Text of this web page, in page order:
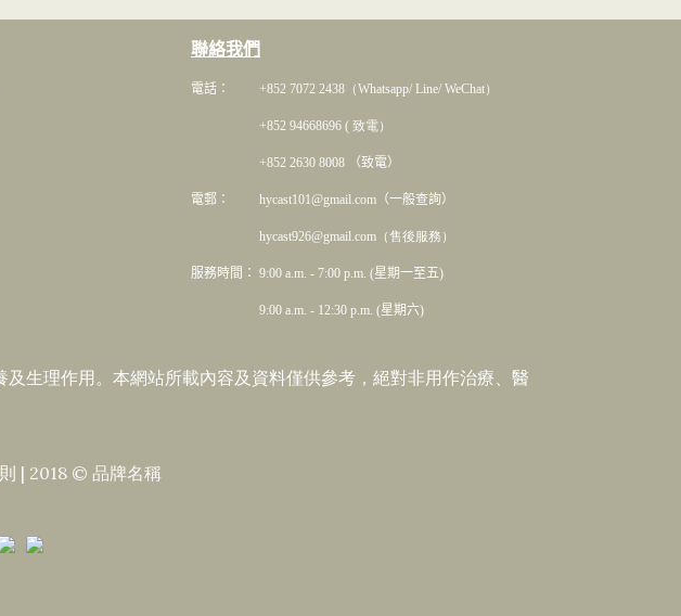
聯絡我們
電話： +852 7072 2438 （Whatsapp/ Line/ WeChat）
+852 94668696 ( 致電）
+852 2630 8008 （致電）
電郵： hycast101@gmail.com（一般查詢）
hycast926@gmail.com（售後服務）
服務時間： 9:00 a.m. - 7:00 p.m. (星期一至五)
9:00 a.m. - 12:30 p.m. (星期六)
生理作用。本網站所載內容及資料僅供參考，絕對非用作治療、醫
| 2018 © 品牌名稱